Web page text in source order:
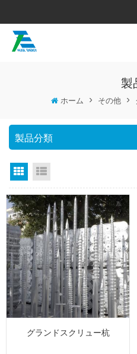
製
ホーム > その他 >
製品分類
グリッドビュー
グランドスクリュー杭